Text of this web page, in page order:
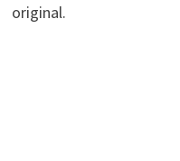
original.